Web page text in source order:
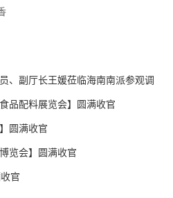
、副厅长王媛莅临海南南派参观调
品配料展览会】圆满收官
圆满收官
览会】圆满收官
官